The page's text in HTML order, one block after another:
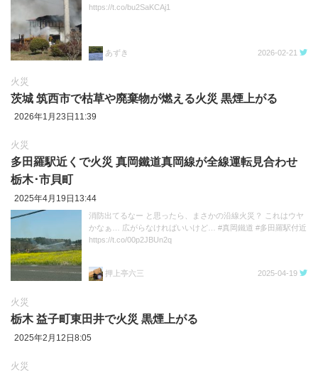
https://t.co/bu2SaKCAj1
あずき 2026-02-21
火災
茨城 筑西市で枯草や廃棄物が燃える火災 黒煙上がる
2026年1月23日11:39
火災
多田羅駅近くで火災 真岡鐵道真岡線が全線運転見合わせ
栃木･市貝町
2025年4月19日13:44
消防出てるなー と思ったら、まさかの沿線火災？ これはウヤ
かなぁ… 広がらなければいいけど… #真岡鐵道 #多田羅駅付近
https://t.co/00p2JBUn2q
押上亭六三 2025-04-19
火災
栃木 益子町東田井で火災 黒煙上がる
2025年2月12日8:05
火災